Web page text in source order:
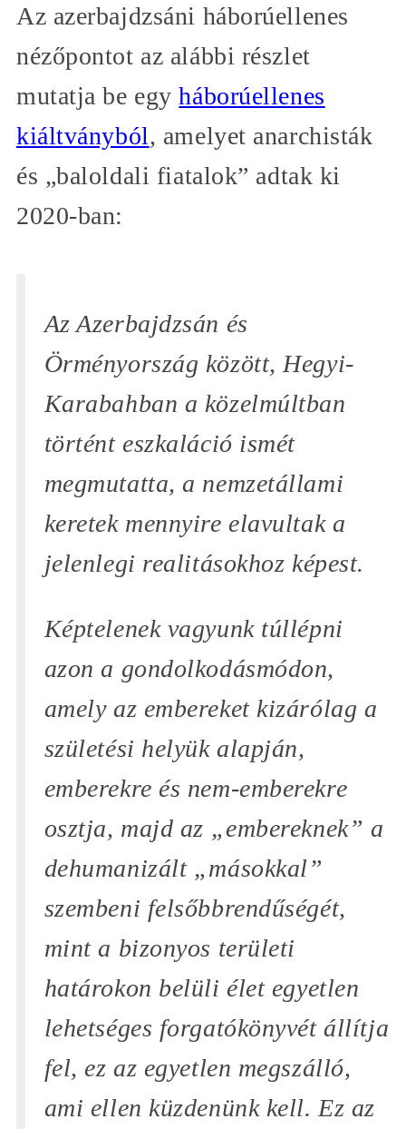
Az azerbajdzsáni háborúellenes
nézőpontot az alábbi részlet
mutatja be egyháborúellenes
kiáltványból, amelyet anarchisták
és „baloldali fiatalok” adtak ki
2020-ban:
Az Azerbajdzsán és
Örményország között, Hegyi-
Karabahban a közelmúltban
történt eszkaláció ismét
megmutatta, a nemzetállami
keretek mennyire elavultak a
jelenlegi realitásokhoz képest.
Képtelenek vagyunk túllépni
azon a gondolkodásmódon,
amely az embereket kizárólag a
születési helyük alapján,
emberekre és nem-emberekre
osztja, majd az „embereknek” a
dehumanizált „másokkal”
szembeni felsőbbrendűségét,
mint a bizonyos területi
határokon belüli élet egyetlen
lehetséges forgatókönyvét állítja
fel, ez az egyetlen megszálló,
ami ellen küzdenünk kell. Ez az